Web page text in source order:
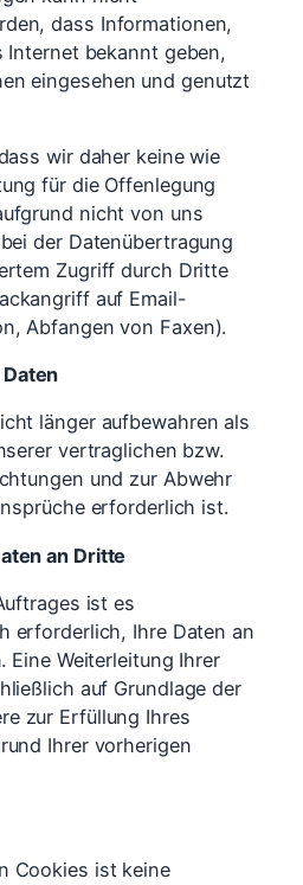
dass Informationen,
Internet bekannt geben,
eingesehen und genutzt
wir daher keine wie
für die Offenlegung
nicht von uns
der Datenübertragung
Zugriff durch Dritte
auf Email-
Abfangen von Faxen).
länger aufbewahren als
vertraglichen bzw.
und zur Abwehr
erforderlich ist.
an Dritte
ist es
erforderlich, Ihre Daten an
Eine Weiterleitung Ihrer
auf Grundlage der
zur Erfüllung Ihres
Ihrer vorherigen
Cookies ist keine